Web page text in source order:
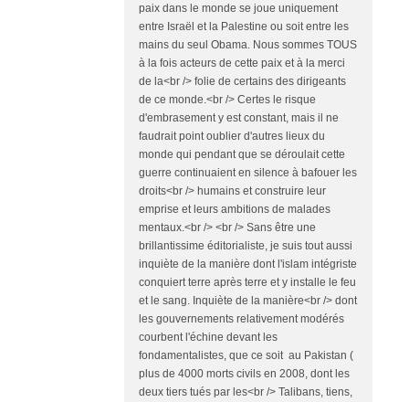
paix dans le monde se joue uniquement
entre Israël et la Palestine ou soit entre les
mains du seul Obama. Nous sommes TOUS
à la fois acteurs de cette paix et à la merci
de la<br /> folie de certains des dirigeants
de ce monde.<br /> Certes le risque
d'embrasement y est constant, mais il ne
faudrait point oublier d'autres lieux du
monde qui pendant que se déroulait cette
guerre continuaient en silence à bafouer les
droits<br /> humains et construire leur
emprise et leurs ambitions de malades
mentaux.<br /> <br /> Sans être une
brillantissime éditorialiste, je suis tout aussi
inquiète de la manière dont l'islam intégriste
conquiert terre après terre et y installe le feu
et le sang. Inquiète de la manière<br /> dont
les gouvernements relativement modérés
courbent l'échine devant les
fondamentalistes, que ce soit au Pakistan (
plus de 4000 morts civils en 2008, dont les
deux tiers tués par les<br /> Talibans, tiens,